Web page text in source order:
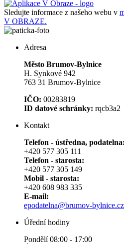
Sledujte informace z našeho webu v
V OBRAZE.
Adresa
Město Brumov-Bylnice
H. Synkové 942
763 31 Brumov-Bylnice
IČO: 00283819
ID datové schránky: rqcb3a2
Kontakt
Telefon - ústředna, podatelna:
+420 577 305 111
Telefon - starosta:
+420 577 305 149
Mobil - starosta:
+420 608 983 335
E-mail:
epodatelna@brumov-bylnice.cz
Úřední hodiny
Pondělí 08:00 - 17:00